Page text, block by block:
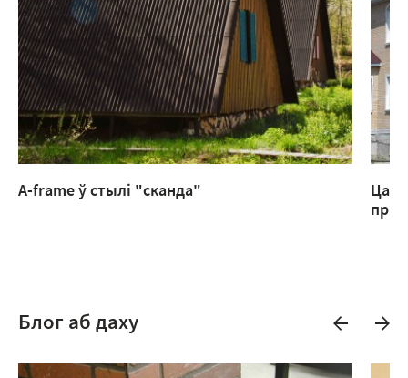
A-frame ў стылі "сканда"
Блог аб даху